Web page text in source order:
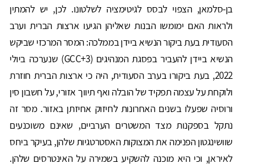
בן-סלמאן, הצפוי לבסס לגיטימציה לשלטונו. לכן, יש להמתין
ולראות האם ימומשו הבנות שאליהן הגיעו ארצות הברית וערב
הסעודית בעת ביקור הנשיא ביידן בממלכה: המסר המרכזי שביקש
הנשיא ביידן להעביר בפסגת המנהיגים (GCC+3) שנערכה ביולי
2022, בעת ביקורו בערב הסעודית, היה כי ארצות הברית חוזרת
ולוקחת על עצמה תפקיד של הובלה ואף תיווך אזורי, על חשבון סין
ורוסיה שפעלו בשנים האחרונות לחיזוק אחיזתן באזור. מסר זה
נתקל בספקנות מצד המשטרים הערביים, שאינם משוכנעים
שוושינגטון הפנימה את המצוקות האסטרטגיות שלהן, בעיקר ביחס
לאיראן, וכי היא מוכנה להשקיע בשמירה על האינטרסים שלהן.